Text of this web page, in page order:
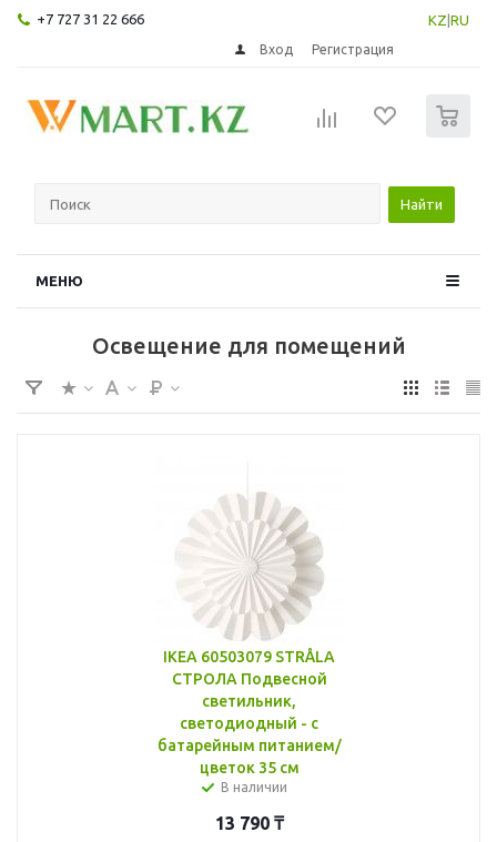
+7 727 31 22 666 KZ RU
Вход Регистрация
Найти
МЕНЮ
Освещение для помещений
IKEA 60503079 STRÅLA
СТРОЛА Подвесной
светильник,
светодиодный - с
батарейным питанием/
цветок 35 см
В наличии
13 790₸